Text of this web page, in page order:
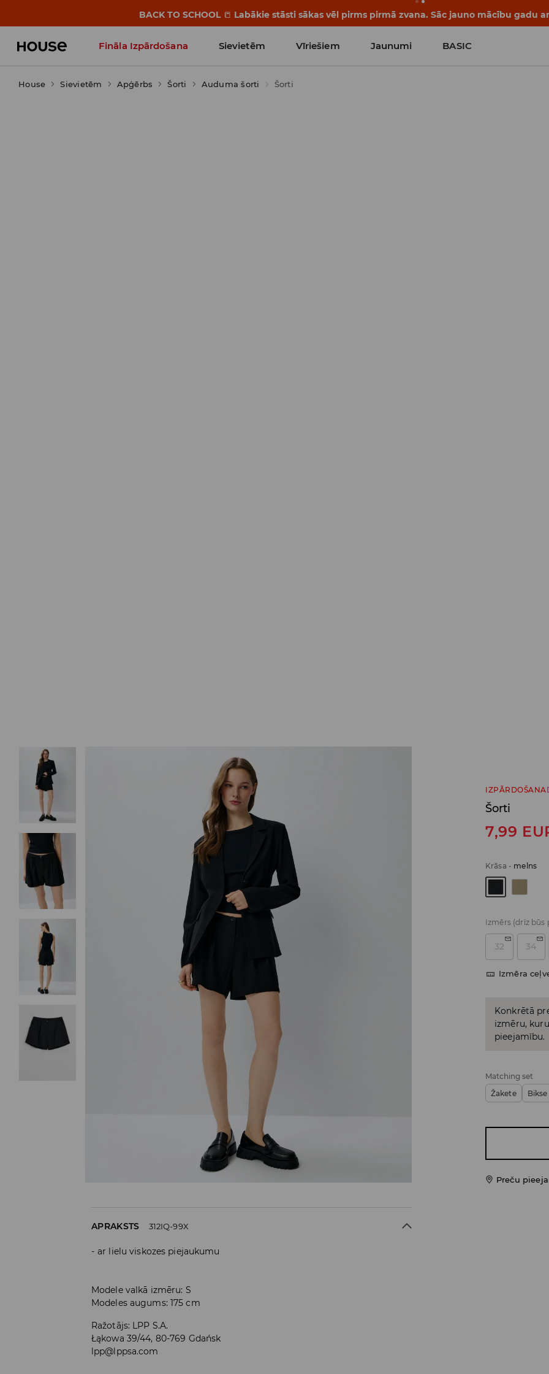
BACK TO SCHOOL 📒 Labākie stāsti sākas vēl pirms pirmā zvana. Sāc jauno mācību gadu
Fināla Izpārdošana Sievietēm Vīriešiem Jaunumi BASIC
Influencers' Faves
House Sievietēm Apģērbs Šorti Auduma šorti Šorti
IZPĀRDOŠANA
Šorti
7,99
Krāsa - melns
Izmērs (drīz būs
32 34
Izmēra
Konkrētā
izmēru,
pieejamību.
Matching set
Žakete
Bikse
Preču
APRAKSTS 312IQ-99X
ar lielu viskozes piejaukumu
Modele valkā izmēru: S
Modeles augums: 175 cm
Ražotājs: LPP S.A.
Łąkowa 39/44, 80-769 Gdańsk
lpp@lppsa.com